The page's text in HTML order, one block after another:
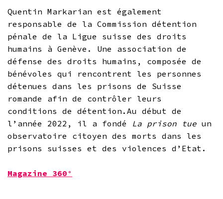
Quentin Markarian est également
responsable de la Commission détention
pénale de la Ligue suisse des droits
humains à Genève. Une association de
défense des droits humains, composée de
bénévoles qui rencontrent les personnes
détenues dans les prisons de Suisse
romande afin de contrôler leurs
conditions de détention.Au début de
l’année 2022, il a fondé La prison tue un
observatoire citoyen des morts dans les
prisons suisses et des violences d’Etat.
Magazine 360°